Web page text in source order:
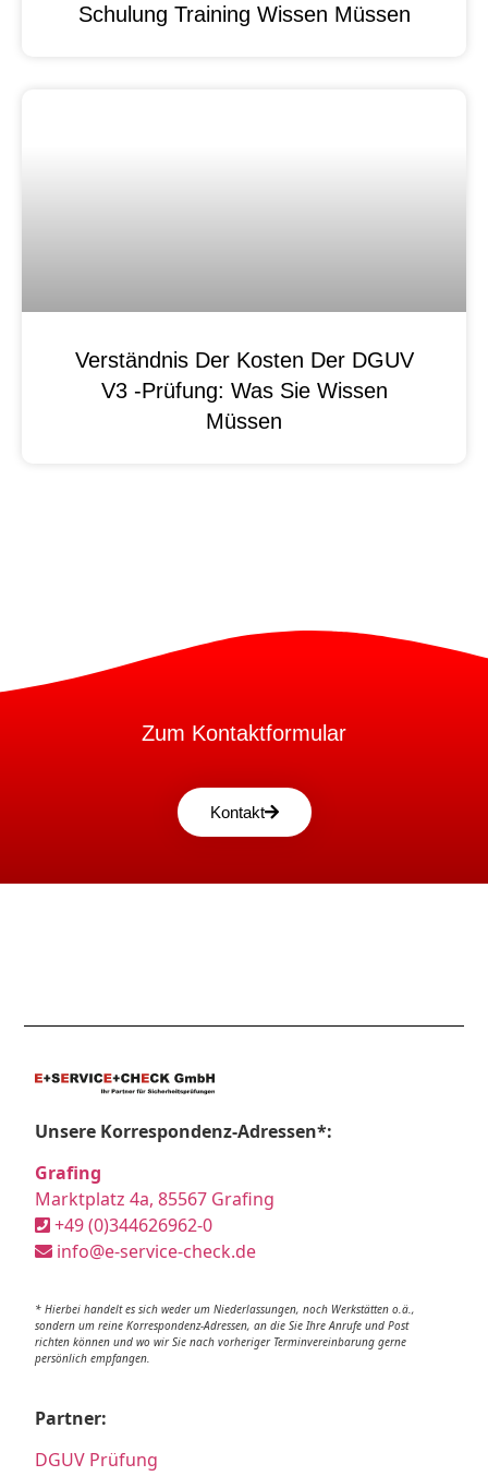
Schulung Training Wissen Müssen
Verständnis Der Kosten Der DGUV
V3 -Prüfung: Was Sie Wissen
Müssen
Zum Kontaktformular
Kontakt
Unsere Korrespondenz-Adressen*:
Grafing
Marktplatz 4a, 85567 Grafing
+49 (0)344626962-0
info@e-service-check.de
* Hierbei handelt es sich weder um Niederlassungen, noch Werkstätten o.ä.,
sondern um reine Korrespondenz-Adressen, an die Sie Ihre Anrufe und Post
richten können und wo wir Sie nach vorheriger Terminvereinbarung gerne
persönlich empfangen.
Partner:
DGUV Prüfung